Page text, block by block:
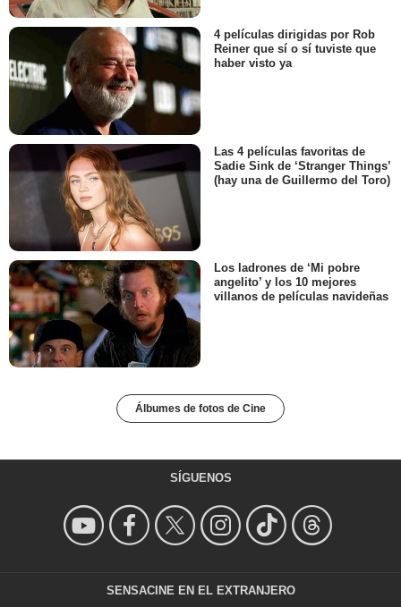
4 películas dirigidas por Rob
Reiner que sí o sí tuviste que
haber visto ya
Las 4 películas favoritas de
Sadie Sink de ‘Stranger Things’
(hay una de Guillermo del Toro)
Los ladrones de ‘Mi pobre
angelito’ y los 10 mejores
villanos de películas navideñas
Álbumes de fotos de Cine
SÍGUENOS
SENSACINE EN EL EXTRANJERO